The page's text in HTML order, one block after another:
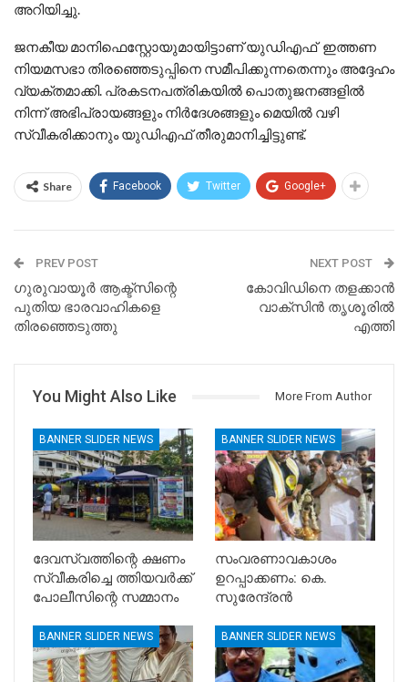
അറിയിച്ചു.
ജനകീയ മാനിഫെസ്റ്റോയുമായിട്ടാണ് യുഡിഎഫ് ഇത്തണ
നിയമസഭാ തിരഞ്ഞെടുപ്പിനെ സമീപിക്കുന്നതെന്നും അദ്ദേഹം
വ്യക്തമാക്കി. പ്രകടനപത്രികയില്‍ പൊതുജനങ്ങളില്‍
നിന്ന് അഭിപ്രായങ്ങളും നിര്‍ദേശങ്ങളും മെയില്‍ വഴി
സ്വീകരിക്കാനും യുഡിഎഫ് തീരുമാനിച്ചിട്ടുണ്ട്.
Share Facebook Twitter Google+
PREV POST
ഗുരുവായൂർ ആക്ട്സിന്റെ
പുതിയ ഭാരവാഹികളെ
തിരഞ്ഞെടുത്തു
NEXT POST
കോവിഡിനെ തളക്കാൻ
വാക്സിൻ തൃശൂരിൽ
എത്തി
You Might Also Like More From Author
BANNER SLIDER NEWS
ദേവസ്വത്തിന്റെ ക്ഷണം
സ്വീകരിച്ചെ ത്തിയവർക്ക്
പോലീസിന്റെ സമ്മാനം
BANNER SLIDER NEWS
സംവരണാവകാശം
ഉറപ്പാക്കണം: കെ.
സുരേന്ദ്രൻ
BANNER SLIDER NEWS BANNER SLIDER NEWS